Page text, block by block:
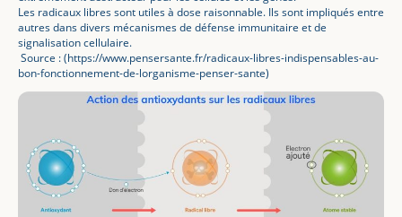
Les radicaux libres sont utiles à dose raisonnable. Ils sont impliqués entre
autres dans divers mécanismes de défense immunitaire et de
signalisation cellulaire.
Source : (https://www.pensersante.fr/radicaux-libres-indispensables-au-
bon-fonctionnement-de-lorganisme-penser-sante)